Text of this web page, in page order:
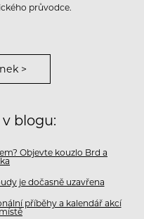
průvodce.
>
blogu:
Objevte kouzlo Brd a
je dočasně uzavřena
příběhy a kalendář akcí